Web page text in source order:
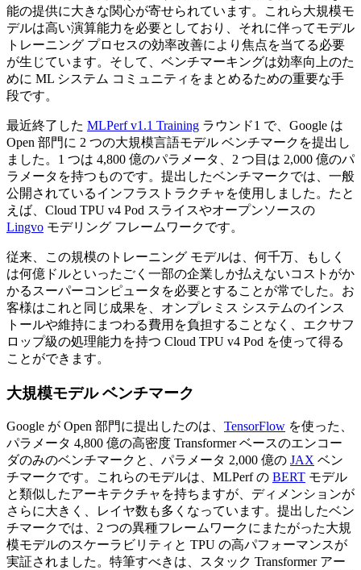
能の提供に大きな関心が寄せられています。これら大規模モ
デルは高い演算能力を必要としており、それに伴ってモデル
トレーニング プロセスの効率改善により焦点を当てる必要
が生じています。そして、ベンチマーキングは効率向上のた
めに ML システム コミュニティをまとめるための重要な手
段です。
最近終了した MLPerf v1.1 Training ラウンド1 で、Google は
Open 部門に 2 つの大規模言語モデル ベンチマークを提出し
ました。1 つは 4,800 億のパラメータ、2 つ目は 2,000 億のパ
ラメータを持つものです。提出したベンチマークでは、一般
公開されているインフラストラクチャを使用しました。たと
えば、Cloud TPU v4 Pod スライスやオープンソースの
Lingvo モデリング フレームワークです。
従来、この規模のトレーニング モデルは、何千万、もしく
は何億ドルといったごく一部の企業しか払えないコストがか
かるスーパーコンピュータを必要とすることが常でした。お
客様はこれと同じ成果を、オンプレミス システムのインス
トールや維持にまつわる費用を負担することなく、エクサフ
ロップ級の処理能力を持つ Cloud TPU v4 Pod を使って得る
ことができます。
大規模モデル ベンチマーク
Google が Open 部門に提出したのは、 TensorFlow を使った、
パラメータ 4,800 億の高密度 Transformer ベースのエンコー
ダのみのベンチマークと、パラメータ 2,000 億の JAX ベン
チマークです。これらのモデルは、MLPerf の BERT モデル
と類似したアーキテクチャを持ちますが、ディメンションが
さらに大きく、レイヤ数も多くなっています。提出したベン
チマークでは、2 つの異種フレームワークにまたがった大規
模モデルのスケーラビリティと TPU の高パフォーマンスが
実証されました。特筆すべきは、スタック Transformer アー